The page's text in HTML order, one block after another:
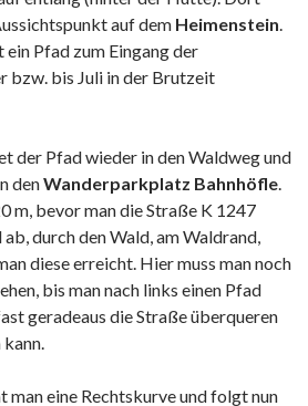
auf dem Heimenstein.
ein Pfad zum Eingang der
bzw. bis Juli in der Brutzeit
der Pfad wieder in den Waldweg und
denWanderparkplatz Bahnhöfle.
m, bevor man die Straße K 1247
durch den Wald, am Waldrand,
diese erreicht. Hier muss man noch
bis man nach links einen Pfad
geradeaus die Straße überqueren
kann.
man eine Rechtskurve und folgt nun